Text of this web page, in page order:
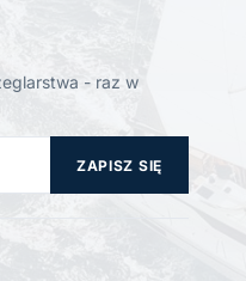
- raz w
ZAPISZ SIĘ